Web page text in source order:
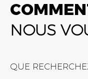
NOUS
QUE